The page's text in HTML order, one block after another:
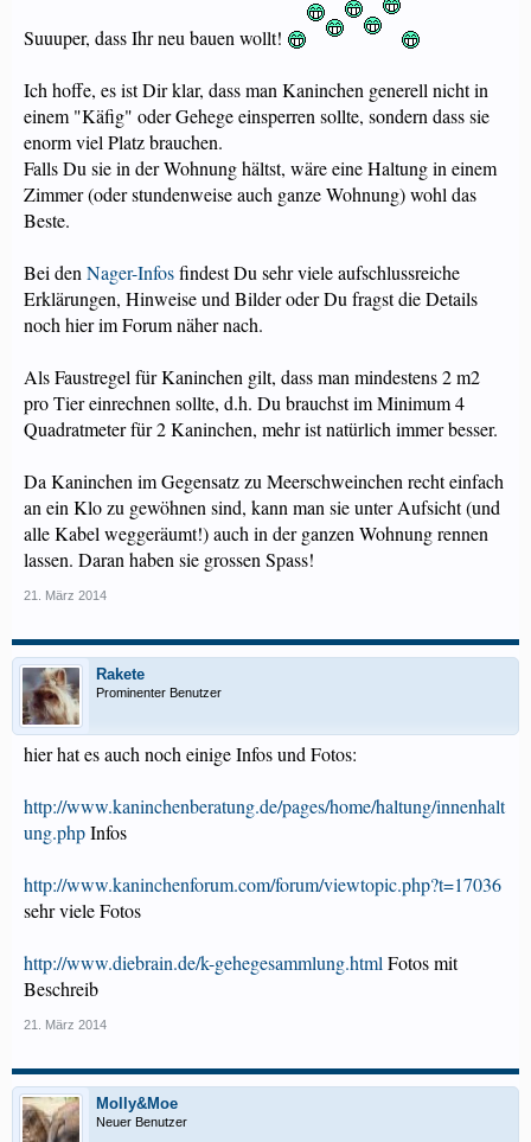
Suuuper, dass Ihr neu bauen wollt!
Ich hoffe, es ist Dir klar, dass man Kaninchen generell nicht in
einem "Käfig" oder Gehege einsperren sollte, sondern dass sie
enorm viel Platz brauchen.
Falls Du sie in der Wohnung hältst, wäre eine Haltung in einem
Zimmer (oder stundenweise auch ganze Wohnung) wohl das
Beste.
Bei den Nager-Infosfindest Du sehr viele aufschlussreiche
Erklärungen, Hinweise und Bilder oder Du fragst die Details
noch hier im Forum näher nach.
Als Faustregel für Kaninchen gilt, dass man mindestens 2 m2
pro Tier einrechnen sollte, d.h. Du brauchst im Minimum 4
Quadratmeter für 2 Kaninchen, mehr ist natürlich immer besser.
Da Kaninchen im Gegensatz zu Meerschweinchen recht einfach
an ein Klo zu gewöhnen sind, kann man sie unter Aufsicht (und
alle Kabel weggeräumt!) auch in der ganzen Wohnung rennen
lassen. Daran haben sie grossen Spass!
21. März 2014
Rakete
Prominenter Benutzer
hier hat es auch noch einige Infos und Fotos:
http://www.kaninchenberatung.de/pages/home/haltung/innenhalt
ung.phpInfos
http://www.kaninchenforum.com/forum/viewtopic.php?t=17036
sehr viele Fotos
http://www.diebrain.de/k-gehegesammlung.html Fotos mit
Beschreib
21. März 2014
Molly&Moe
Neuer Benutzer